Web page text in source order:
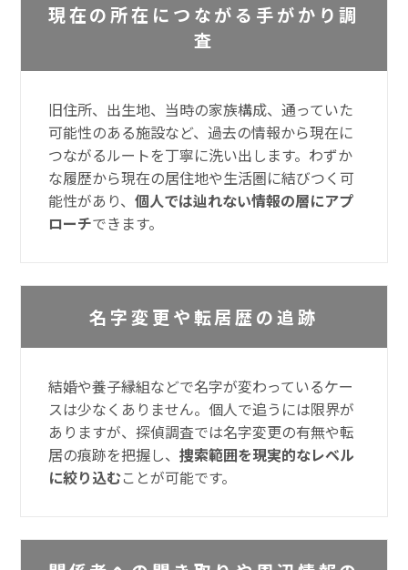
現在の所在につながる手がかり調
査
旧住所、出生地、当時の家族構成、通っていた
可能性のある施設など、過去の情報から現在に
つながるルートを丁寧に洗い出します。わずか
な履歴から現在の居住地や生活圏に結びつく可
能性があり、個人では辿れない情報の層にアプ
ローチできます。
名字変更や転居歴の追跡
結婚や養子縁組などで名字が変わっているケー
スは少なくありません。個人で追うには限界が
ありますが、探偵調査では名字変更の有無や転
居の痕跡を把握し、捜索範囲を現実的なレベル
に絞り込むことが可能です。